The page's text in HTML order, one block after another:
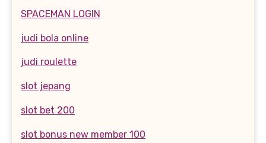
SPACEMAN LOGIN
judi bola online
judi roulette
slot jepang
slot bet 200
slot bonus new member 100